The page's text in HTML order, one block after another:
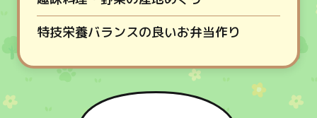
特技栄養バランスの良いお弁当作り